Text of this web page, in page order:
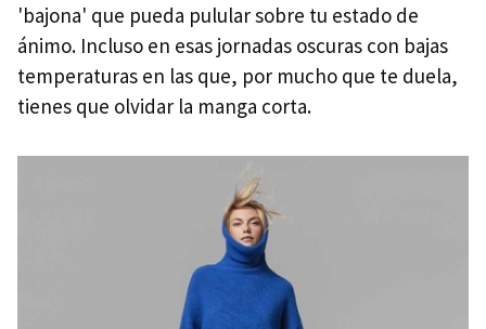
'bajona' que pueda pulular sobre tu estado de
ánimo. Incluso en esas jornadas oscuras con bajas
temperaturas en las que, por mucho que te duela,
tienes que olvidar la manga corta.